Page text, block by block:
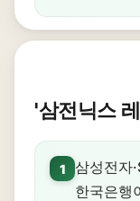
'삼전닉스
1
삼성전자
한국은행